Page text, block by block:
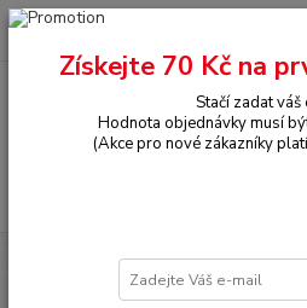
HRAČKY Plyšové chrastítko -
Získejte 70 Kč na
Stačí zadat váš
Hodnota objednávky musí
(Akce pro nové zákazníky